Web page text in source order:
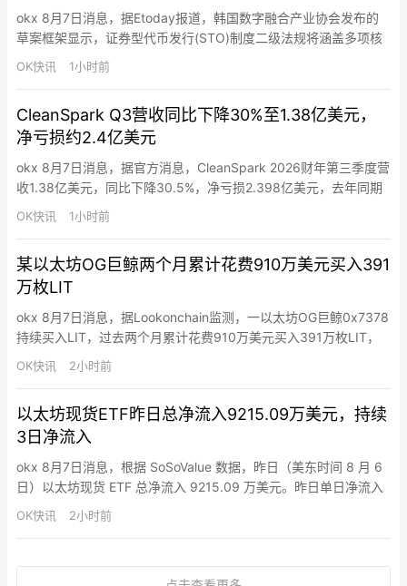
okx 8月7日消息，据Etoday报道，韩国数字融合产业协会发布的
草案框架显示，证券型代币发行(STO)制度二级法规将涵盖多项核
心内容，包括允许同类型基础资产打包发行即资产池化、设定普通
投资者场外交易年度限额、明确非典型证券场外交易平台准入要
方向与业界讨论整理，具体标准仍需经立法预告及监管审查后确
定…
OK快讯 1小时前
CleanSpark Q3营收同比下降30%至1.38亿美元，
净亏损约2.4亿美元
okx 8月7日消息，据官方消息，CleanSpark 2026财年第三季度营
收1.38亿美元，同比下降30.5%，净亏损2.398亿美元，去年同期
净利润2.574亿美元。调整后EBITDA为负1.13亿美元，去年同期为
正3.777亿美元。公司持有比特币价值8.149亿美元，总资产27亿美
了Sa…
OK快讯 1小时前
某以太坊OG巨鲸两个月累计花费910万美元买入391
万枚LIT
okx 8月7日消息，据Lookonchain监测，一以太坊OG巨鲸0x7378
持续买入LIT，过去两个月累计花费910万美元买入391万枚LIT，
均价2.33美元。
OK快讯 2小时前
以太坊现货ETF昨日总净流入9215.09万美元，持续
3日净流入
okx 8月7日消息，根据 SoSoValue 数据，昨日（美东时间 8 月 6
日）以太坊现货 ETF 总净流入 9215.09 万美元。昨日单日净流入
最多的以太坊现货 ETF 为贝莱德（Blackrock） ETF ETHA，单日
净流入为 8113.76 万美元，目前 ETHA 历史总净流入达 116.11 亿
OK快讯 2小时前